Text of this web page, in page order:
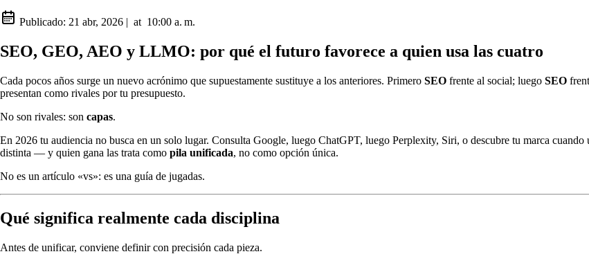
Publicado: 21 abr, 2026 | at 10:00 a. m.
SEO, GEO, AEO y LLMO: por qué el futuro favorece a quien usa las cuatro
Cada pocos años surge un nuevo acrónimo que supuestamente sustituye a los anteriores. Primero SEO frente al social; luego SEO
presentan como rivales por tu presupuesto.
No son rivales: son capas.
En 2026 tu audiencia no busca en un solo lugar. Consulta Google, luego ChatGPT, luego Perplexity, Siri, o descubre tu marca
distinta — y quien gana las trata como pila unificada, no como opción única.
No es un artículo «vs»: es una guía de jugadas.
Qué significa realmente cada disciplina
Antes de unificar, conviene definir con precisión cada pieza.